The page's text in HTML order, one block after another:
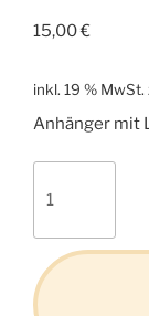
15,00€
inkl. 19 % MwSt.
Anhänger mit
S02